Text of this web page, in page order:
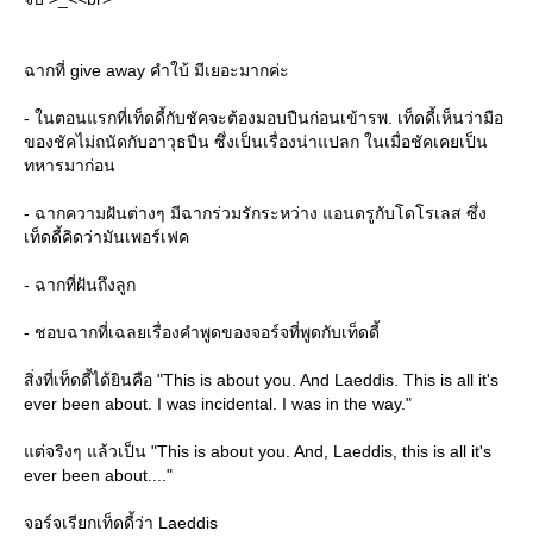
ฉากที่ give away คำใบ้ มีเยอะมากค่ะ
- ในตอนแรกที่เท็ดดี้กับชัคจะต้องมอบปืนก่อนเข้ารพ. เท็ดดี้เห็นว่ามือ
ของชัคไม่ถนัดกับอาวุธปืน ซึ่งเป็นเรื่องน่าแปลก ในเมื่อชัคเคยเป็น
ทหารมาก่อน
- ฉากความฝันต่างๆ มีฉากร่วมรักระหว่าง แอนดรูกับโดโรเลส ซึ่ง
เท็ดดี้คิดว่ามันเพอร์เฟค
- ฉากที่ฝันถึงลูก
- ชอบฉากที่เฉลยเรื่องคำพูดของจอร์จที่พูดกับเท็ดดี้
สิ่งที่เท็ดดี้ได้ยินคือ "This is about you. And Laeddis. This is all it's
ever been about. I was incidental. I was in the way."
ต่จริงๆ แล้วเป็น "This is about you. And, Laeddis, this is all it's
ever been about...."
จอร์จเรียกเท็ดดี้ว่า Laeddis